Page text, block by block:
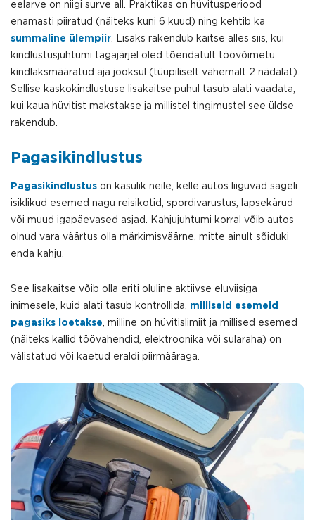
eelarve on niigi surve all. Praktikas on hüvitusperiood
enamasti piiratud (näiteks kuni 6 kuud) ning kehtib ka
summaline ülempiir . Lisaks rakendub kaitse alles siis, kui
kindlustusjuhtumi tagajärjel oled tõendatult töövõimetu
kindlaksmääratud aja jooksul (tüüpiliselt vähemalt 2 nädalat).
Sellise kaskokindlustuse lisakaitse puhul tasub alati vaadata,
kui kaua hüvitist makstakse ja millistel tingimustel see üldse
rakendub.
Pagasikindlustus
Pagasikindlustus on kasulik neile, kelle autos liiguvad sageli
isiklikud esemed nagu reisikotid, spordivarustus, lapsekärud
või muud igapäevased asjad. Kahjujuhtumi korral võib autos
olnud vara väärtus olla märkimisväärne, mitte ainult sõiduki
enda kahju.
See lisakaitse võib olla eriti oluline aktiivse eluviisiga
inimesele, kuid alati tasub kontrollida,
milliseid esemeid
pagasiks loetakse , milline on hüvitislimiit ja millised esemed
(näiteks kallid töövahendid, elektroonika või sularaha) on
välistatud või kaetud eraldi piirmääraga.